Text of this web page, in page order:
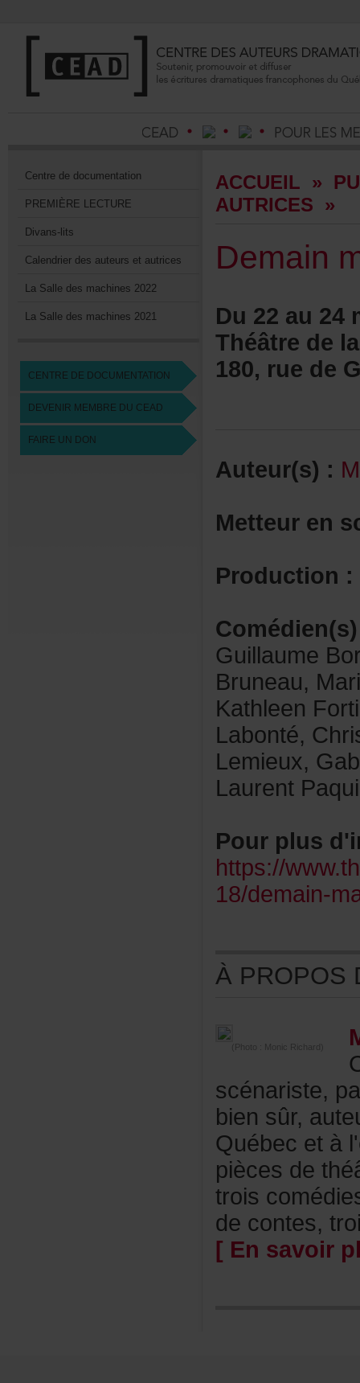
Centrededocumentation
PREMIÈRELECTURE
Divans-lits
Calendrierdesauteursetautrices
LaSalledesmachines2022
LaSalledesmachines2021
CENTREDEDOCUMENTATION
DEVENIRMEMBREDUCEAD
FAIREUNDON
ACCUEIL »
AUTRICES »
Auteur(s):
Production:
https://
18/demain-
(Photo:MonicRichard)